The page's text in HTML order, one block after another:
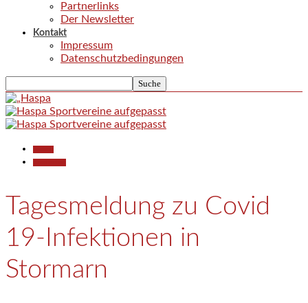
Partnerlinks
Der Newsletter
Kontakt
Impressum
Datenschutzbedingungen
Tagesmeldung zu Covid
19-Infektionen in
Stormarn